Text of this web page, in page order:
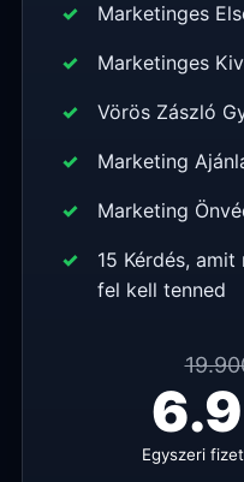
Marketinges
Marketinges
Vörös Zászló
Marketing
Marketing
15 Kérdés,
fel kell tenned
Egyszeri